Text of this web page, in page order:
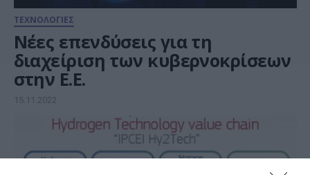
ΤΕΧΝΟΛΟΓΙΕΣ
Νέες επενδύσεις για τη
διαχείριση των κυβερνοκρίσεων
στην Ε.Ε.
15.11.2022